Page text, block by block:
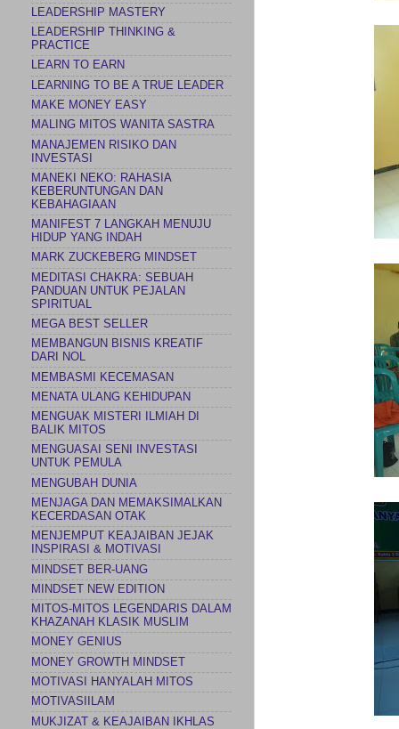
LEADERSHIP MASTERY
LEADERSHIP THINKING &
PRACTICE
LEARN TO EARN
LEARNING TO BE A TRUE LEADER
MAKE MONEY EASY
MALING MITOS WANITA SASTRA
MANAJEMEN RISIKO DAN
INVESTASI
MANEKI NEKO: RAHASIA
KEBERUNTUNGAN DAN
KEBAHAGIAAN
MANIFEST 7 LANGKAH MENUJU
HIDUP YANG INDAH
MARK ZUCKEBERG MINDSET
MEDITASI CHAKRA: SEBUAH
PANDUAN UNTUK PEJALAN
SPIRITUAL
MEGA BEST SELLER
MEMBANGUN BISNIS KREATIF
DARI NOL
MEMBASMI KECEMASAN
MENATA ULANG KEHIDUPAN
MENGUAK MISTERI ILMIAH DI
BALIK MITOS
MENGUASAI SENI INVESTASI
UNTUK PEMULA
MENGUBAH DUNIA
MENJAGA DAN MEMAKSIMALKAN
KECERDASAN OTAK
MENJEMPUT KEAJAIBAN JEJAK
INSPIRASI & MOTIVASI
MINDSET BER-UANG
MINDSET NEW EDITION
MITOS-MITOS LEGENDARIS DALAM
KHAZANAH KLASIK MUSLIM
MONEY GENIUS
MONEY GROWTH MINDSET
MOTIVASI HANYALAH MITOS
MOTIVASIILAM
MUKJIZAT & KEAJAIBAN IKHLAS